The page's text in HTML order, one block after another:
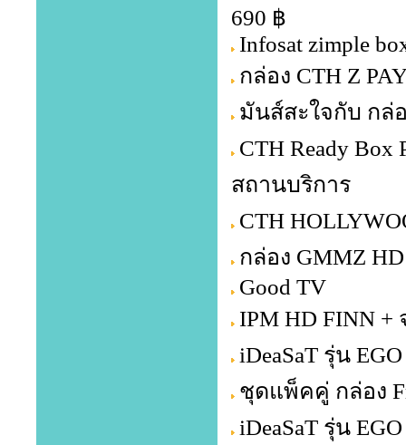
690 ฿
Infosat zimple
กล่อง CTH Z
มันส์สะใจกับ กล่
CTH Ready
สถานบริการ
CTH
กล่อง GMMZ
Good TV
IPM HD FINN +
iDeaSaT รุ่น
ชุดแพ็คคู่ กล่อง
iDeaSaT รุ่น